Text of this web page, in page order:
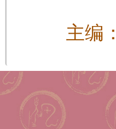
主编